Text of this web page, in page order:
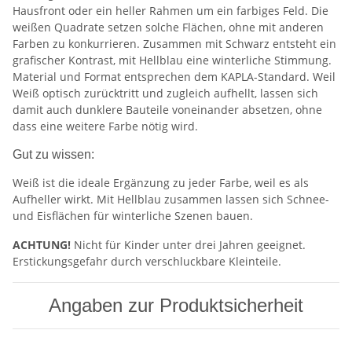
Hausfront oder ein heller Rahmen um ein farbiges Feld. Die
weißen Quadrate setzen solche Flächen, ohne mit anderen
Farben zu konkurrieren. Zusammen mit Schwarz entsteht ein
grafischer Kontrast, mit Hellblau eine winterliche Stimmung.
Material und Format entsprechen dem KAPLA-Standard. Weil
Weiß optisch zurücktritt und zugleich aufhellt, lassen sich
damit auch dunklere Bauteile voneinander absetzen, ohne
dass eine weitere Farbe nötig wird.
Gut zu wissen:
Weiß ist die ideale Ergänzung zu jeder Farbe, weil es als
Aufheller wirkt. Mit Hellblau zusammen lassen sich Schnee-
und Eisflächen für winterliche Szenen bauen.
ACHTUNG! Nicht für Kinder unter drei Jahren geeignet.
Erstickungsgefahr durch verschluckbare Kleinteile.
Angaben zur Produktsicherheit